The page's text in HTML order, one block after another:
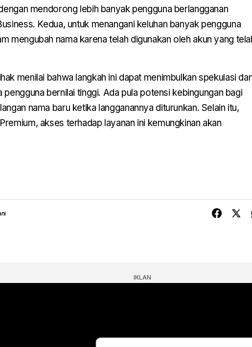
mendorong lebih banyak pengguna berlangganan
Kedua, untuk menangani keluhan banyak pengguna
mengubah nama karena telah digunakan oleh akun yang
menilai bahwa langkah ini dapat menimbulkan spekulasi
pengguna bernilai tinggi. Ada pula potensi kebingungan bagi
nama baru ketika langganannya diturunkan. Selain itu,
akses terhadap layanan ini kemungkinan akan